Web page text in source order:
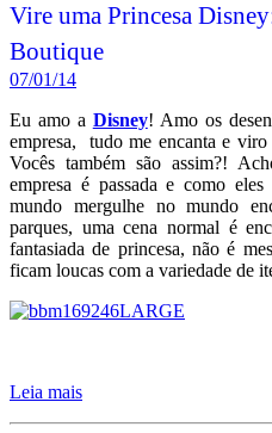
Vire uma Princesa
Boutique
07/01/14
Eu amo a Disney! Amo os
empresa, tudo me encanta e
Vocês também são assim?!
empresa é passada e como
mundo mergulhe no mundo
parques, uma cena normal é
fantasiada de princesa, não é
ficam loucas com a variedade de
Leia mais